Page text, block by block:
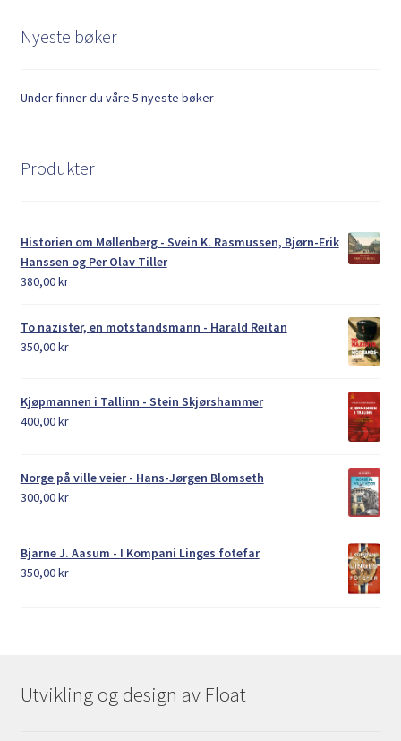
Nyeste bøker
Under finner du våre 5 nyeste bøker
Produkter
Historien om Møllenberg - Svein K. Rasmussen, Bjørn-Erik
Hanssen og Per Olav Tiller
380,00kr
To nazister, en motstandsmann - Harald Reitan
350,00kr
Kjøpmannen i Tallinn - Stein Skjørshammer
400,00kr
Norge på ville veier - Hans-Jørgen Blomseth
300,00kr
Bjarne J. Aasum - I Kompani Linges fotefar
350,00kr
Utvikling og design av Float